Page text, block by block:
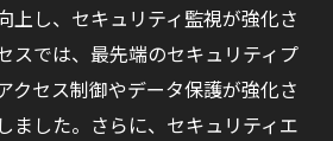
上し、セキュリティ監視が強化さ
スでは、最先端のセキュリティプ
クセス制御やデータ保護が強化さ
ました。さらに、セキュリティエ